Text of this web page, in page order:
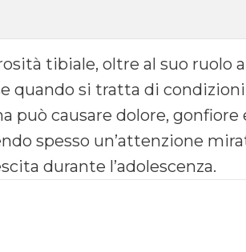
tibiale, oltre al suo
quando si tratta di
può causare dolore,
spesso un’attenzione
durante l’adolescenza.